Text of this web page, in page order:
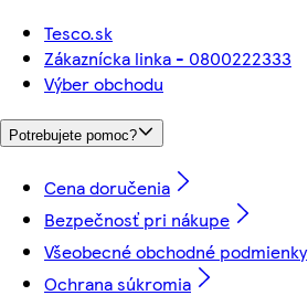
Tesco.sk
Zákaznícka linka - 0800222333
Výber obchodu
Potrebujete pomoc?
Cena doručenia
Bezpečnosť pri nákupe
Všeobecné obchodné podmienky
Ochrana súkromia